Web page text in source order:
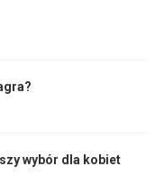
wybór dla kobiet